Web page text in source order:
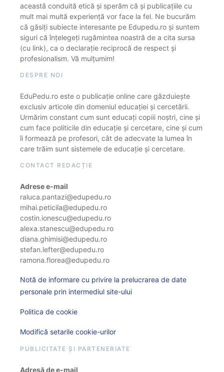
această conduită etică și sperăm că și publicațiile cu
mult mai multă experiență vor face la fel. Ne bucurăm
că găsiți subiecte interesante pe Edupedu.ro și suntem
siguri că înțelegeți rugămintea noastră de a cita sursa
(cu link), ca o declarație reciprocă de respect și
profesionalism. Vă mulțumim!
DESPRE NOI
EduPedu.ro este o publicație online care găzduiește
exclusiv articole din domeniul educației și cercetării.
Urmărim constant cum sunt educați copiii noștri, cine și
cum face politicile din educație și cercetare, cine și cum
îi formează pe profesori, cât de adecvate la lumea în
care trăim sunt sistemele de educație și cercetare.
CONTACT REDACȚIE
Adrese e-mail
raluca.pantazi@edupedu.ro
mihai.peticila@edupedu.ro
costin.ionescu@edupedu.ro
alexa.stanescu@edupedu.ro
diana.ghimisi@edupedu.ro
stefan.lefter@edupedu.ro
ramona.florea@edupedu.ro
Notă de informare cu privire la prelucrarea de date
personale prin intermediul site-ului
Politica de cookie
Modifică setarile cookie-urilor
PUBLICITATE ȘI PARTENERIATE
Adresă de e-mail